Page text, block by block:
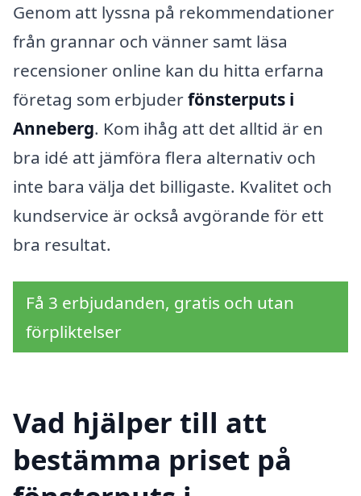
Genom att lyssna på rekommendationer
från grannar och vänner samt läsa
recensioner online kan du hitta erfarna
företag som erbjuderfönsterputs i
Anneberg. Kom ihåg att det alltid är en
bra idé att jämföra flera alternativ och
inte bara välja det billigaste. Kvalitet och
kundservice är också avgörande för ett
bra resultat.
Få 3 erbjudanden, gratis och utan
förpliktelser
Vad hjälper till att
bestämma priset på